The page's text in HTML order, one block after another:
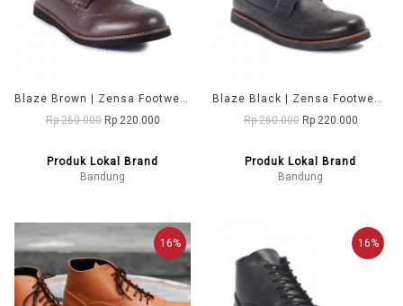
Blaze Brown | Zensa Footwear Sepatu Formal Pria Pantofel Shoes
Rp 260.000 Rp 220.000
Produk Lokal Brand
Bandung
Blaze Black | Zensa Footwear Sepatu Formal Pria Pantofel Shoes
Rp 260.000 Rp 220.000
Produk Lokal Brand
Bandung
16% 16%